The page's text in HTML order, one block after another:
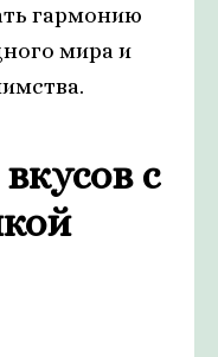
гармонию
мира и
с